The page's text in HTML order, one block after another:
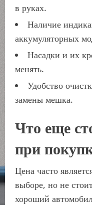
в руках.
Наличие
аккумуляторных
Насадки и их
менять.
Удобство
замены мешка.
Что еще
при
Цена часто
выборе, но не
хороший